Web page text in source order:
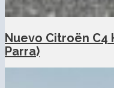
Nuevo Citroën C4
Parra)